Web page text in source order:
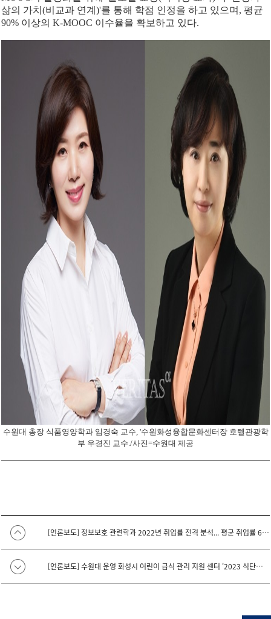
삶의 가치(비교과 연계)'를 통해 학점 인정을 하고 있으며, 평균
90% 이상의 K-MOOC 이수율을 확보하고 있다.
수원대 총장 식품영양학과 임경숙 교수, '수원화성융합문화센터장 호텔관광학
부 우경진 교수./사진=수원대 제공
[언론보도] 정보보호 관련학과 2022년 취업률 전격 분석... 평균 취업률 68.6%
[언론보도] 수원대 운영 화성시 어린이 급식 관리 지원 센터 '2023 식단에 활용하는 식재료 꾸러미 배포' 사업 실시